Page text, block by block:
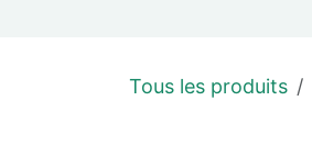
Tous les produits